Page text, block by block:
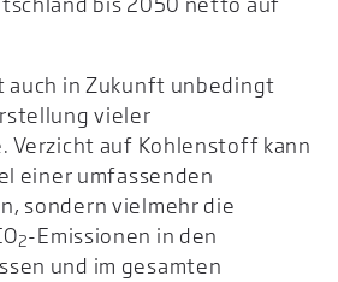
in Zukunft unbedingt
vieler
Verzicht auf Kohlenstoff kann
einer umfassenden
sondern vielmehr die
2-Emissionen in den
und im gesamten